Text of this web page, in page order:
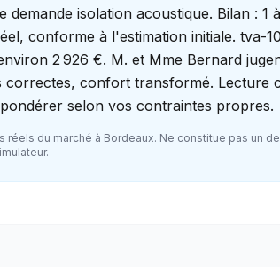
isolation acoustique. Bilan : 1
conforme à l'estimation initiale. tva-
2 926 €. M. et Mme Bernard
correctes, confort transformé. Lecture
selon vos contraintes propres.
réels du marché à Bordeaux. Ne constitue pas un